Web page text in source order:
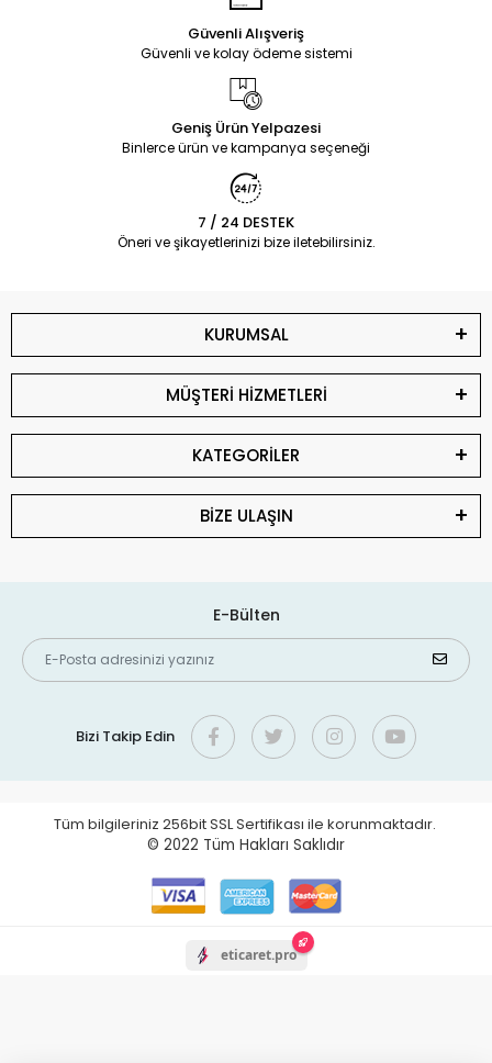
Güvenli Alışveriş
Güvenli ve kolay ödeme sistemi
Geniş Ürün Yelpazesi
Binlerce ürün ve kampanya seçeneği
7 / 24 DESTEK
Öneri ve şikayetlerinizi bize iletebilirsiniz.
KURUMSAL
MÜŞTERİ HİZMETLERİ
KATEGORİLER
BİZE ULAŞIN
E-Bülten
Bizi Takip Edin
Tüm bilgileriniz 256bit SSL Sertifikası ile korunmaktadır.
© 2022 Tüm Hakları Saklıdır
eticaret.pro